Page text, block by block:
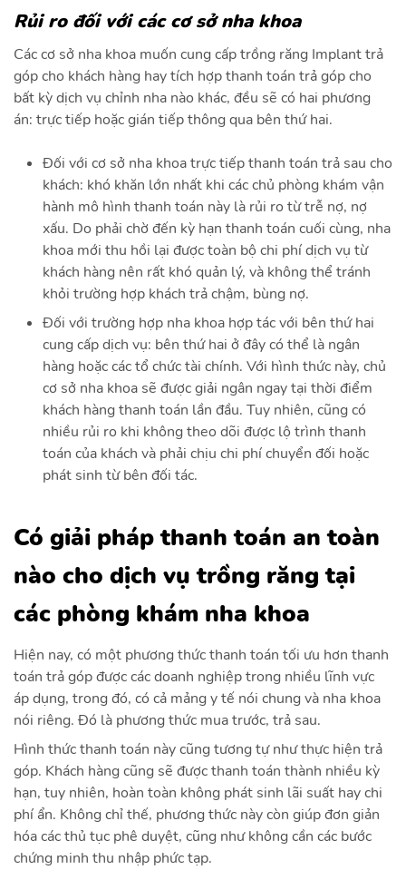
Rủi ro đối với các cơ sở nha khoa
Các cơ sở nha khoa muốn cung cấp trồng răng Implant trả
góp cho khách hàng hay tích hợp thanh toán trả góp cho
bất kỳ dịch vụ chỉnh nha nào khác, đều sẽ có hai phương
án: trực tiếp hoặc gián tiếp thông qua bên thứ hai.
Đối với cơ sở nha khoa trực tiếp thanh toán trả sau cho
khách: khó khăn lớn nhất khi các chủ phòng khám vận
hành mô hình thanh toán này là rủi ro từ trễ nợ, nợ
xấu. Do phải chờ đến kỳ hạn thanh toán cuối cùng, nha
khoa mới thu hồi lại được toàn bộ chi phí dịch vụ từ
khách hàng nên rất khó quản lý, và không thể tránh
khỏi trường hợp khách trả chậm, bùng nợ.
Đối với trường hợp nha khoa hợp tác với bên thứ hai
cung cấp dịch vụ: bên thứ hai ở đây có thể là ngân
hàng hoặc các tổ chức tài chính. Với hình thức này, chủ
cơ sở nha khoa sẽ được giải ngân ngay tại thời điểm
khách hàng thanh toán lần đầu. Tuy nhiên, cũng có
nhiều rủi ro khi không theo dõi được lộ trình thanh
toán của khách và phải chịu chi phí chuyển đối hoặc
phát sinh từ bên đối tác.
Có giải pháp thanh toán an toàn
nào cho dịch vụ trồng răng tại
các phòng khám nha khoa
Hiện nay, có một phương thức thanh toán tối ưu hơn thanh
toán trả góp được các doanh nghiệp trong nhiều lĩnh vực
áp dụng, trong đó, có cả mảng y tế nói chung và nha khoa
nói riêng. Đó là phương thức mua trước, trả sau.
Hình thức thanh toán này cũng tương tự như thực hiện trả
góp. Khách hàng cũng sẽ được thanh toán thành nhiều kỳ
hạn, tuy nhiên, hoàn toàn không phát sinh lãi suất hay chi
phí ẩn. Không chỉ thế, phương thức này còn giúp đơn giản
hóa các thủ tục phê duyệt, cũng như không cần các bước
chứng minh thu nhập phức tạp.